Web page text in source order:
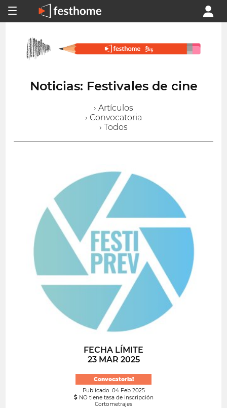
Noticias: Festivales de cine
› Artículos
› Convocatoria
› Todos
FECHA LÍMITE
23 MAR 2025
Convocatoria!
Publicado: 04 Feb 2025
NO tiene tasa de inscripción
Cortometrajes